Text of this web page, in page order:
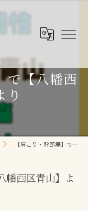
で【八幡西
り
【肩こり・背部痛】で【八幡西区青山】より
幡西区青山】よ